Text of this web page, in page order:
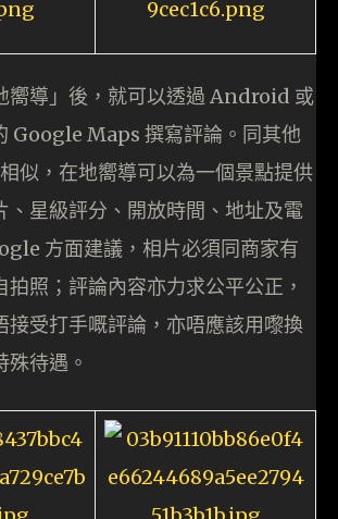
嚮導」後，就可以透過 Android 或
Google Maps 撰寫評論。同其他
似，在地嚮導可以為一個景點提供
、星級評分、開放時間、地址及電
方面建議，相片必須同商家有
拍照；評論內容亦力求公平公正，
接受打手嘅評論，亦唔應該用嚟換
待遇。